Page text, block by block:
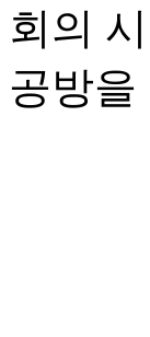
회의
공방을